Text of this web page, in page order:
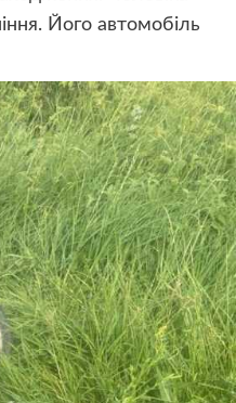
Його автомобіль